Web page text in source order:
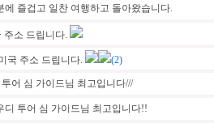
에 즐겁고 일찬 여행하고 돌아왔습니다.
주소 드립니다.
국 주소 드립니다. (2)
어 심 가이드님 최고입니다///
디 투어 심 가이드님 최고입니다!!